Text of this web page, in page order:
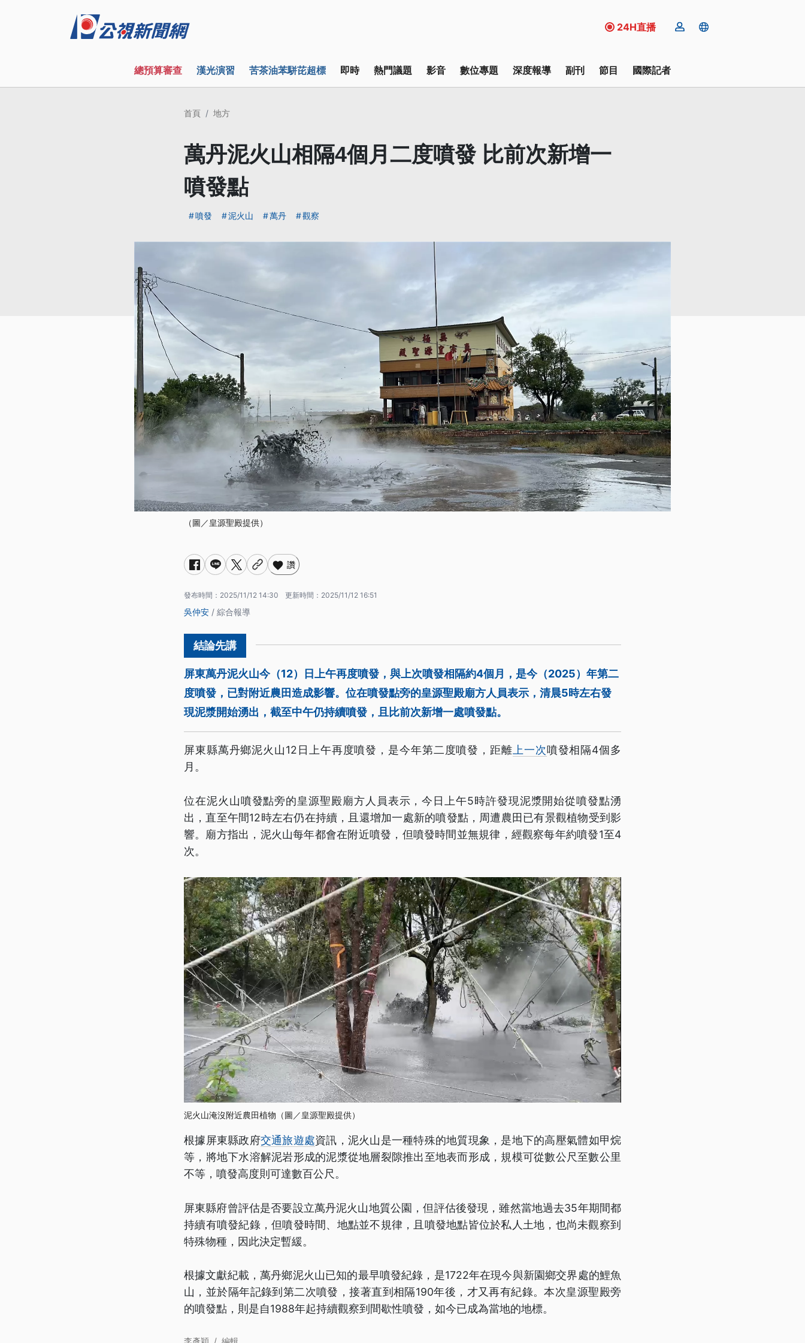
24H直播
總預算審查 漢光演習 苦茶油苯駢芘超標 即時 熱門議題 影音 數位專題 深度報導 副刊 節目 國際記者
首頁 地方
萬丹泥火山相隔4個月二度噴發 比前次新增一
噴發點
噴發 泥火山 萬丹 觀察
（圖／皇源聖殿提供）
讚
發布時間： 2025/11/12 14:30 更新時間： 2025/11/12 16:51
吳仲安 / 綜合報導
屏東萬丹泥火山今（12）日上午再度噴發，與上次噴發相隔約4個月，是今（2025）年第二
度噴發，已對附近農田造成影響。位在噴發點旁的皇源聖殿廟方人員表示，清晨5時左右發
現泥漿開始湧出，截至中午仍持續噴發，且比前次新增一處噴發點。
屏東縣萬丹鄉泥火山12日上午再度噴發，是今年第二度噴發，距離 上一次噴發相隔4個多
月。
位在泥火山噴發點旁的皇源聖殿廟方人員表示，今日上午5時許發現泥漿開始從噴發點湧
出，直至午間12時左右仍在持續，且還增加一處新的噴發點，周遭農田已有景觀植物受到影
響。廟方指出，泥火山每年都會在附近噴發，但噴發時間並無規律，經觀察每年約噴發1至4
次。
泥火山淹沒附近農田植物（圖／皇源聖殿提供）
根據屏東縣政府交通旅遊處資訊，泥火山是一種特殊的地質現象，是地下的高壓氣體如甲烷
等，將地下水溶解泥岩形成的泥漿從地層裂隙推出至地表而形成，規模可從數公尺至數公里
不等，噴發高度則可達數百公尺。
屏東縣府曾評估是否要設立萬丹泥火山地質公園，但評估後發現，雖然當地過去35年期間都
持續有噴發紀錄，但噴發時間、地點並不規律，且噴發地點皆位於私人土地，也尚未觀察到
特殊物種，因此決定暫緩。
根據文獻紀載，萬丹鄉泥火山已知的最早噴發紀錄，是1722年在現今與新園鄉交界處的鯉魚
山，並於隔年記錄到第二次噴發，接著直到相隔190年後，才又再有紀錄。本次皇源聖殿旁
的噴發點，則是自1988年起持續觀察到間歇性噴發，如今已成為當地的地標。